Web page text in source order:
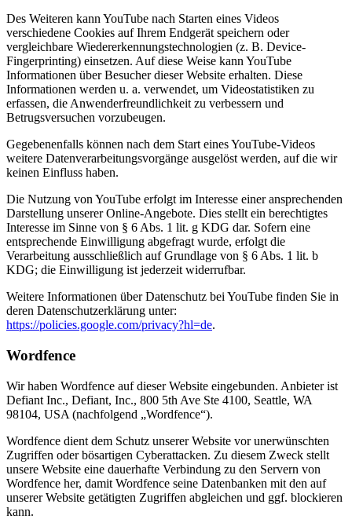
Des Weiteren kann YouTube nach Starten eines Videos
verschiedene Cookies auf Ihrem Endgerät speichern oder
vergleichbare Wiedererkennungstechnologien (z. B. Device-
Fingerprinting) einsetzen. Auf diese Weise kann YouTube
Informationen über Besucher dieser Website erhalten. Diese
Informationen werden u. a. verwendet, um Videostatistiken zu
erfassen, die Anwenderfreundlichkeit zu verbessern und
Betrugsversuchen vorzubeugen.
Gegebenenfalls können nach dem Start eines YouTube-Videos
weitere Datenverarbeitungsvorgänge ausgelöst werden, auf die wir
keinen Einfluss haben.
Die Nutzung von YouTube erfolgt im Interesse einer ansprechenden
Darstellung unserer Online-Angebote. Dies stellt ein berechtigtes
Interesse im Sinne von § 6 Abs. 1 lit. g KDG dar. Sofern eine
entsprechende Einwilligung abgefragt wurde, erfolgt die
Verarbeitung ausschließlich auf Grundlage von § 6 Abs. 1 lit. b
KDG; die Einwilligung ist jederzeit widerrufbar.
Weitere Informationen über Datenschutz bei YouTube finden Sie in
deren Datenschutzerklärung unter:
https://policies.google.com/privacy?hl=de.
Wordfence
Wir haben Wordfence auf dieser Website eingebunden. Anbieter ist
Defiant Inc., Defiant, Inc., 800 5th Ave Ste 4100, Seattle, WA
98104, USA (nachfolgend „Wordfence“).
Wordfence dient dem Schutz unserer Website vor unerwünschten
Zugriffen oder bösartigen Cyberattacken. Zu diesem Zweck stellt
unsere Website eine dauerhafte Verbindung zu den Servern von
Wordfence her, damit Wordfence seine Datenbanken mit den auf
unserer Website getätigten Zugriffen abgleichen und ggf. blockieren
kann.